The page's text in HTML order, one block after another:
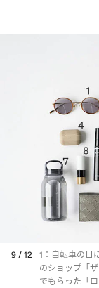
9 / 12
1：自転車の日
のショップ「
でもらった「